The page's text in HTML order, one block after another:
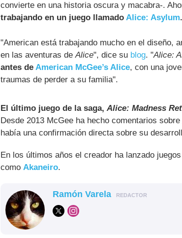
convierte en una historia oscura y macabra-.
trabajando en un juego llamado Alice: Asylum.
"American está trabajando mucho en el diseño,
en las aventuras de Alice", dice su blog. "Alice:
antes de American McGee’s Alice, con una
traumas de perder a su familia".
El último juego de la saga, Alice: Madness
Desde 2013 McGee ha hecho comentarios sobre
había una confirmación directa sobre su
En los últimos años el creador ha lanzado
como Akaneiro.
Ramón Varela REDACTOR